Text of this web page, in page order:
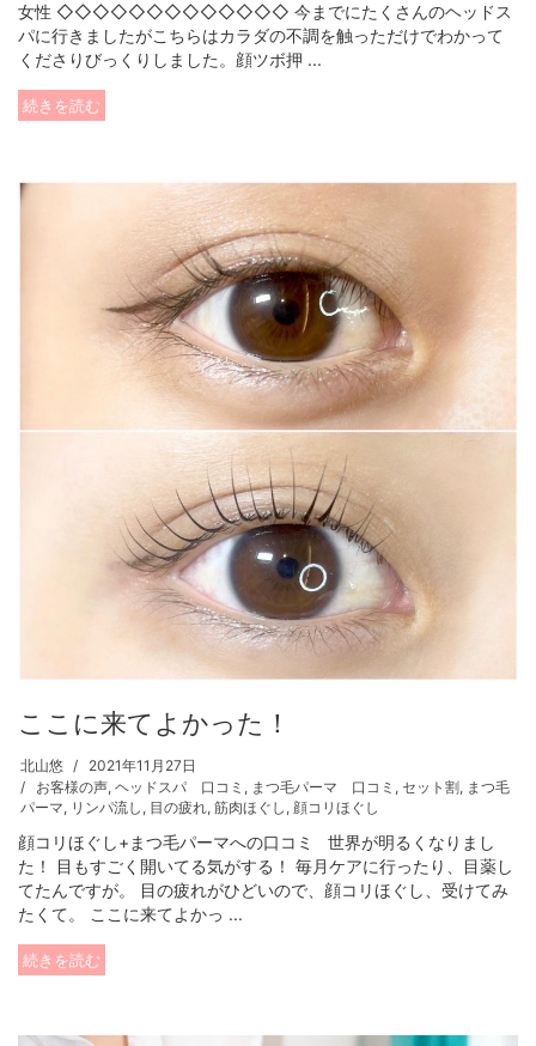
女性 ◇◇◇◇◇◇◇◇◇◇◇◇◇ 今までにたくさんのヘッドス
パに行きましたがこちらはカラダの不調を触っただけでわかって
くださりびっくりしました。顔ツボ押 ...
続きを読む
ここに来てよかった！
北山悠
2021年11月27日
お客様の声, ヘッドスパ 口コミ , まつ毛パーマ 口コミ , セット割, まつ毛
パーマ, リンパ流し , 目の疲れ, 筋肉ほぐし , 顔コリほぐし
顔コリほぐし+まつ毛パーマへの口コミ 世界が明るくなりまし
た！ 目もすごく開いてる気がする！ 毎月ケアに行ったり、目薬し
てたんですが。 目の疲れがひどいので、顔コリほぐし、受けてみ
たくて。 ここに来てよかっ ...
続きを読む